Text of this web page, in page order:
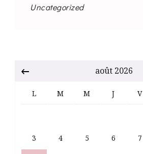
Uncategorized
août 2026
L M M J V
3 4 5 6 7